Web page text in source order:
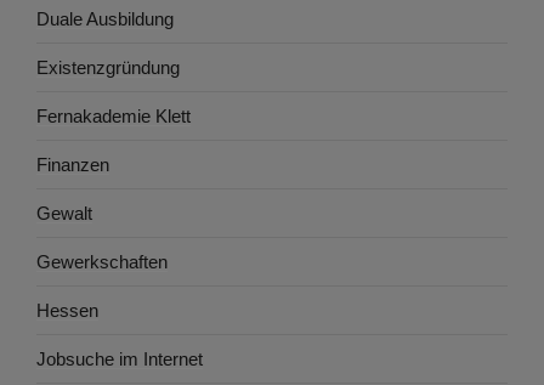
Duale Ausbildung
Existenzgründung
Fernakademie Klett
Finanzen
Gewalt
Gewerkschaften
Hessen
Jobsuche im Internet